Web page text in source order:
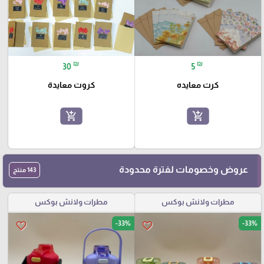
5 ₪
كرت معايده
add_shopping_cart
30 ₪
كروت معايدة
add_shopping_cart
عروض وخصومات لفترة محدودة 143 منتج
مطرات ولانش بوكس
favorite_border -33%
مطرات ولانش بوكس
favorite_border -33%